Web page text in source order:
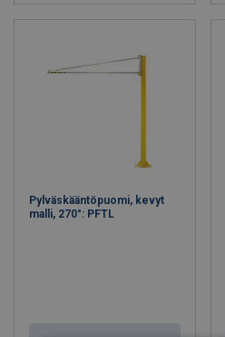
Pylväskääntöpuomi, kevyt
malli, 270°: PFTL